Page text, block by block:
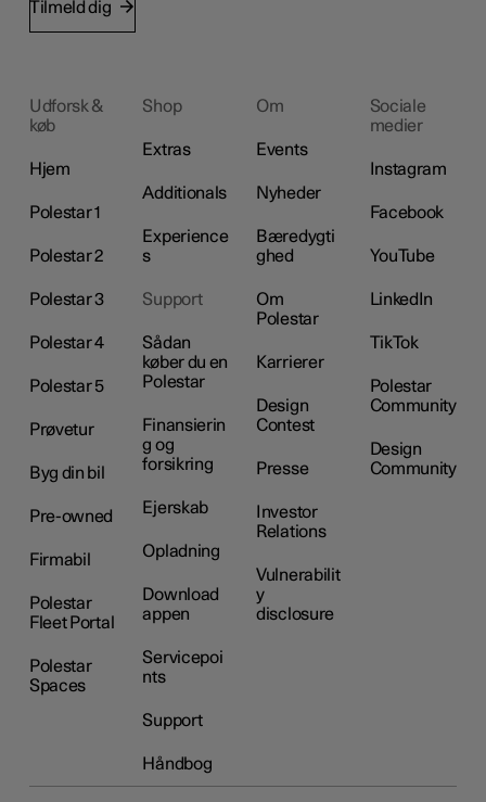
Tilmeld dig
Udforsk &
køb
Hjem
Polestar 1
Polestar 2
Polestar 3
Polestar 4
Polestar 5
Prøvetur
Byg din bil
Pre-owned
Firmabil
Polestar
Fleet Portal
Polestar
Spaces
Shop
Extras
Additionals
Experience
s
Support
Sådan
køber du en
Polestar
Finansierin
g og
forsikring
Ejerskab
Opladning
Download
appen
Servicepoi
nts
Support
Håndbog
Om
Events
Nyheder
Bæredygti
ghed
Om
Polestar
Karrierer
Design
Contest
Presse
Investor
Relations
Vulnerabilit
y
disclosure
Sociale
medier
Instagram
Facebook
YouTube
LinkedIn
TikTok
Polestar
Community
Design
Community